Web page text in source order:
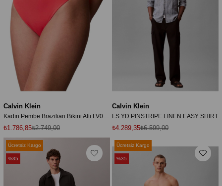
Calvin Klein
Kadın Pembe Brazilian Bikini Altı LV00Q61131
₺1.786,85₺2.749,00
Calvin Klein
LS YD PINSTRIPE LINEN EASY SHIRT
₺4.289,35₺6.599,00
Ücretsiz Kargo
%35
Ücretsiz Kargo
%35